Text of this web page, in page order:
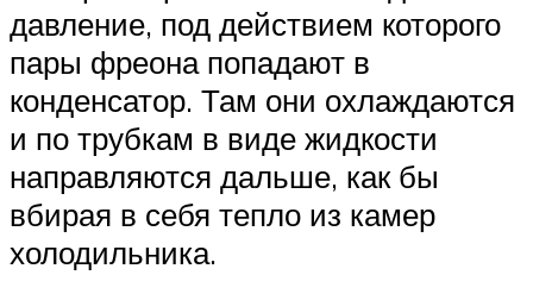
давление, под действием которого
пары фреона попадают в
конденсатор. Там они охлаждаются
и по трубкам в виде жидкости
направляются дальше, как бы
вбирая в себя тепло из камер
холодильника.